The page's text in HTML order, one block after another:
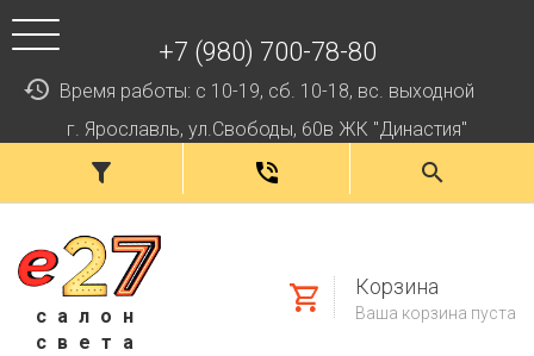
+7 (980) 700-78-80
Время работы: с 10-19, сб. 10-18, вс. выходной
г. Ярославль, ул.Свободы, 60в ЖК "Династия"
салон
света
Корзина
Ваша корзина пуста